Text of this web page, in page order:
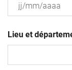
slash
MM
Lieu et